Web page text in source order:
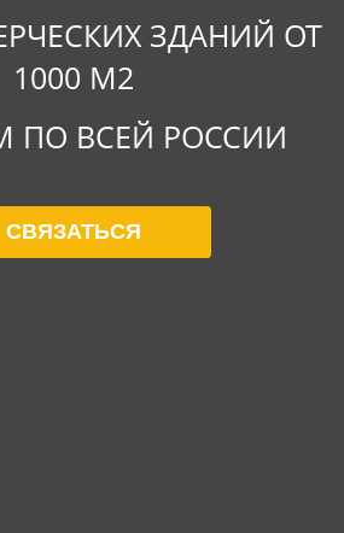
ЗДАНИЙ ОТ
1000 М2
ПО ВСЕЙ РОССИИ
СВЯЗАТЬСЯ